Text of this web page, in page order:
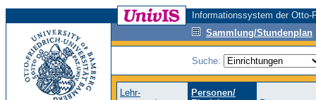
Informationssystem der
Sammlung/Stundenplan
Suche:
Lehr-
Personen/